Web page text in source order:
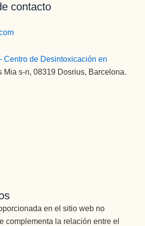
contacto
Centro de Desintoxicación en
Mia s-n, 08319 Dosrius, Barcelona.
en el sitio web no
complementa la relación entre el